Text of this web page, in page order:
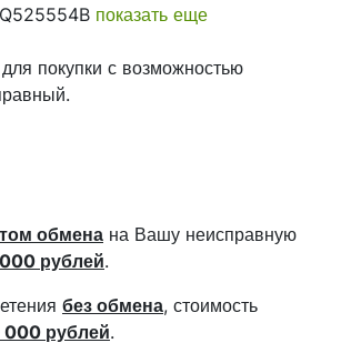
показать еще
покупки с возможностью
обмена на Вашу неисправную
рублей.
без обмена, стоимость
000 рублей.